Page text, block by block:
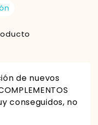
de nuevos
conseguidos, no